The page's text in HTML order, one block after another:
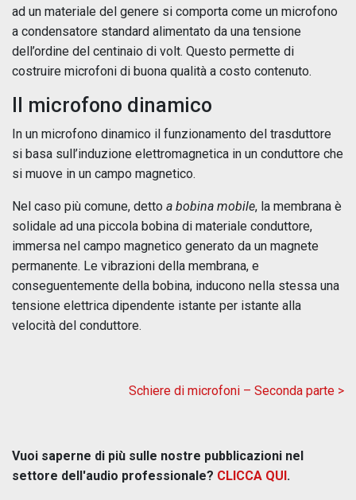
ad un materiale del genere si comporta come un microfono
a condensatore standard alimentato da una tensione
dell’ordine del centinaio di volt. Questo permette di
costruire microfoni di buona qualità a costo contenuto.
Il microfono dinamico
In un microfono dinamico il funzionamento del trasduttore
si basa sull’induzione elettromagnetica in un conduttore che
si muove in un campo magnetico.
Nel caso più comune, detto a bobina mobile, la membrana è
solidale ad una piccola bobina di materiale conduttore,
immersa nel campo magnetico generato da un magnete
permanente. Le vibrazioni della membrana, e
conseguentemente della bobina, inducono nella stessa una
tensione elettrica dipendente istante per istante alla
velocità del conduttore.
Schiere di microfoni – Seconda parte >
Vuoi saperne di più sulle nostre pubblicazioni nel
settore dell'audio professionale? CLICCA QUI.